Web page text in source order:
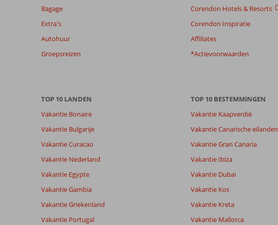
worden
om
relevantie
van
getoonde
beoordelingen
garanderen.
Meer
over
onze
Bagage
Extra's
Autohuur
Groepsreizen
Corendon Hotels & Resorts
Corendon Inspiratie
Affiliates
*Actievoorwaarden
TOP 10 LANDEN
Vakantie Bonaire
Vakantie Bulgarije
Vakantie Curacao
Vakantie Nederland
Vakantie Egypte
Vakantie Gambia
Vakantie Griekenland
Vakantie Portugal
TOP 10 BESTEMMINGEN
Vakantie Kaapverdië
Vakantie Canarische eilanden
Vakantie Gran Canaria
Vakantie Ibiza
Vakantie Dubai
Vakantie Kos
Vakantie Kreta
Vakantie Mallorca